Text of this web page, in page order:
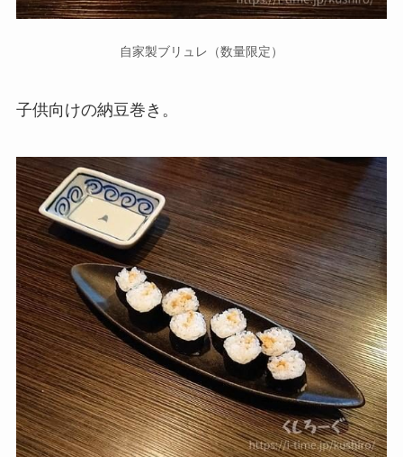
自家製ブリュレ（数量限定）
子供向けの納豆巻き。